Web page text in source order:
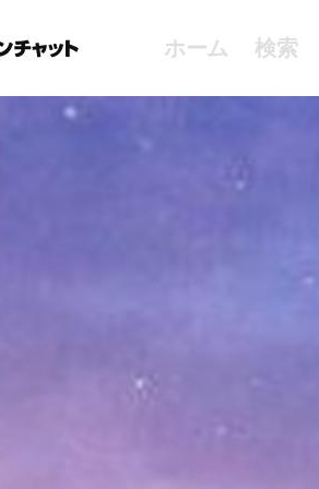
ホーム 検索